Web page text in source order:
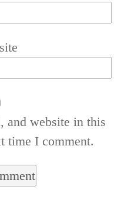
and website in this
time I comment.